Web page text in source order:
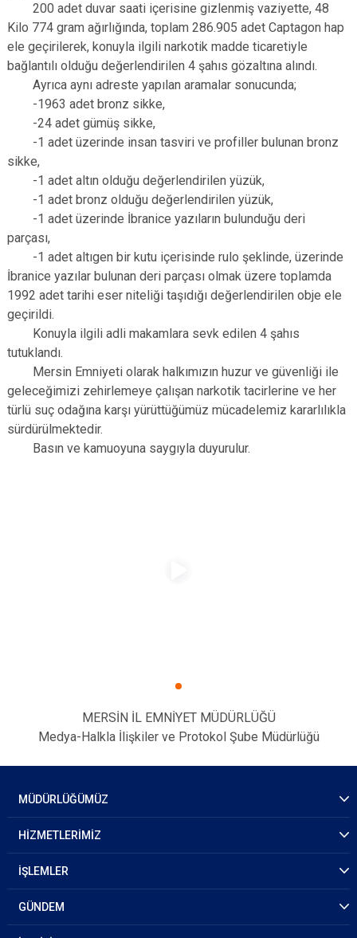
200 adet duvar saati içerisine gizlenmiş vaziyette, 48
Kilo 774 gram ağırlığında, toplam 286.905 adet Captagon hap
ele geçirilerek, konuyla ilgili narkotik madde ticaretiyle
bağlantılı olduğu değerlendirilen 4 şahıs gözaltına alındı.
Ayrıca aynı adreste yapılan aramalar sonucunda;
-1963 adet bronz sikke,
-24 adet gümüş sikke,
-1 adet üzerinde insan tasviri ve profiller bulunan bronz
sikke,
-1 adet altın olduğu değerlendirilen yüzük,
-1 adet bronz olduğu değerlendirilen yüzük,
-1 adet üzerinde İbranice yazıların bulunduğu deri
parçası,
-1 adet altıgen bir kutu içerisinde rulo şeklinde, üzerinde
İbranice yazılar bulunan deri parçası olmak üzere toplamda
1992 adet tarihi eser niteliği taşıdığı değerlendirilen obje ele
geçirildi.
Konuyla ilgili adli makamlara sevk edilen 4 şahıs
tutuklandı.
Mersin Emniyeti olarak halkımızın huzur ve güvenliği ile
geleceğimizi zehirlemeye çalışan narkotik tacirlerine ve her
türlü suç odağına karşı yürüttüğümüz mücadelemiz kararlılıkla
sürdürülmektedir.
Basın ve kamuoyuna saygıyla duyurulur.
MERSİN İL EMNİYET MÜDÜRLÜĞÜ
Medya-Halkla İlişkiler ve Protokol Şube Müdürlüğü
MÜDÜRLÜĞÜMÜZ
HİZMETLERİMİZ
İŞLEMLER
GÜNDEM